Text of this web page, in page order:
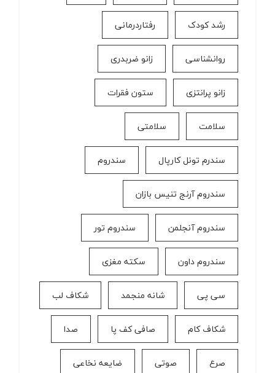
رشد کودک رفتاردرمانی
روانشناسی زانو ضربدری
زانو پرانتزی ستون فقرات
سلامت سلامتی
سندرم تونل کارپال سندروم
سندروم آرنج تنیس بازان
سندروم آنجلمن سندروم تور
سندروم داون سکته مغزی
سی پی شانه منجمد شکاف لب
شکاف کام صافی کف پا صدا
صرع صوتی ضایعه نخاعی